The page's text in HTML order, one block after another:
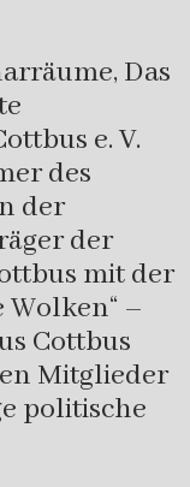
Das
e. V.
des
der
der
mit der
–
Cottbus
Mitglieder
politische